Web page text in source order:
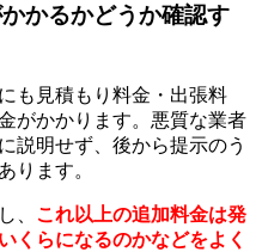
かるかどうか確認す
も見積もり料金・出張料
がかかります。悪質な業者
説明せず、後から提示のう
ります。
、 これ以上の追加料金は発
くらになるのかなどをよく